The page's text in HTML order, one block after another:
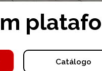
Catálogo